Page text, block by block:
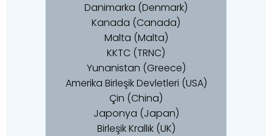
Danimarka (Denmark)
Kanada (Canada)
Malta (Malta)
KKTC (TRNC)
Yunanistan (Greece)
Amerika Birleşik Devletleri (USA)
Çin (China)
Japonya (Japan)
Birleşik Krallık (UK)